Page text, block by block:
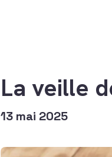
La veille
13 mai 2025